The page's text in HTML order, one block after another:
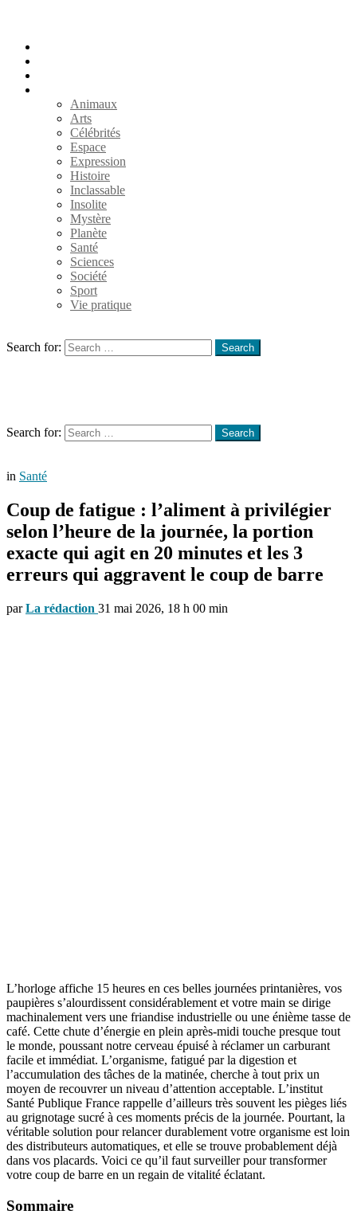
Animaux
Arts
Célébrités
Espace
Expression
Histoire
Inclassable
Insolite
Mystère
Planète
Santé
Sciences
Société
Sport
Vie pratique
Search for:
Search
Search for:
Search
in Santé
Coup de fatigue : l’aliment à privilégier
selon l’heure de la journée, la portion
exacte qui agit en 20 minutes et les 3
erreurs qui aggravent le coup de barre
par La rédaction 31 mai 2026, 18 h 00 min
L’horloge affiche 15 heures en ces belles journées printanières, vos
paupières s’alourdissent considérablement et votre main se dirige
machinalement vers une friandise industrielle ou une énième tasse de
café. Cette chute d’énergie en plein après-midi touche presque tout
le monde, poussant notre cerveau épuisé à réclamer un carburant
facile et immédiat. L’organisme, fatigué par la digestion et
l’accumulation des tâches de la matinée, cherche à tout prix un
moyen de recouvrer un niveau d’attention acceptable. L’institut
Santé Publique France rappelle d’ailleurs très souvent les pièges liés
au grignotage sucré à ces moments précis de la journée. Pourtant, la
véritable solution pour relancer durablement votre organisme est loin
des distributeurs automatiques, et elle se trouve probablement déjà
dans vos placards. Voici ce qu’il faut surveiller pour transformer
votre coup de barre en un regain de vitalité éclatant.
Sommaire